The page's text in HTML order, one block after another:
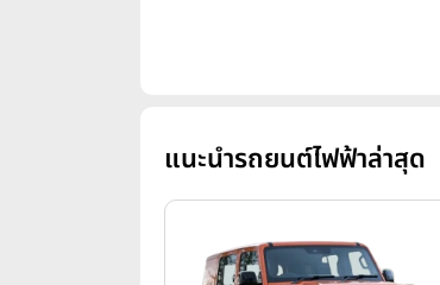
แนะนำรถยนต์ไฟฟ้าล่าสุด